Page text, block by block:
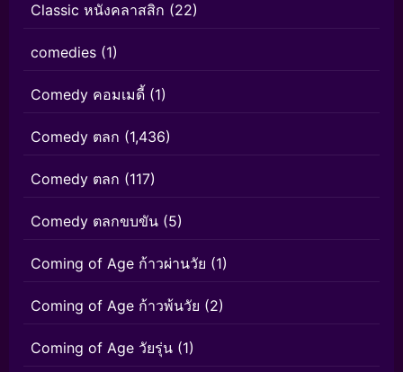
Classic หนังคลาสสิก (22)
comedies (1)
Comedy คอมเมดี้ (1)
Comedy ตลก (1,436)
Comedy ตลก (117)
Comedy ตลกขบขัน (5)
Coming of Age ก้าวผ่านวัย (1)
Coming of Age ก้าวพ้นวัย (2)
Coming of Age วัยรุ่น (1)